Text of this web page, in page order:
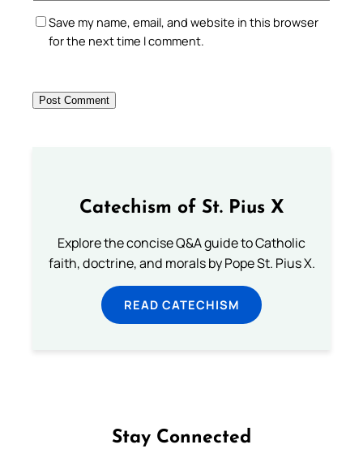
Save my name, email, and website in this browser
for the next time I comment.
Catechism of St. Pius X
Explore the concise Q&A guide to Catholic
faith, doctrine, and morals by Pope St. Pius X.
READ CATECHISM
Stay Connected